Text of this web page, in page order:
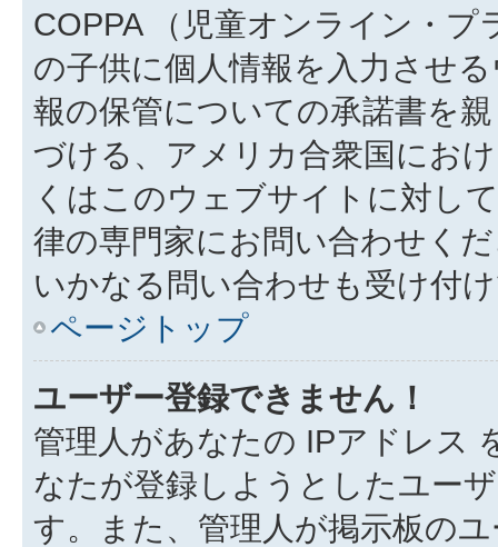
COPPA （児童オンライン・
の子供に個人情報を入力させ
報の保管についての承諾書を
づける、アメリカ合衆国にお
くはこのウェブサイトに対し
律の専門家にお問い合わせく
いかなる問い合わせも受け付
ページトップ
ユーザー登録できません！
管理人があなたの IPアドレス
なたが登録しようとしたユー
す。また、管理人が掲示板の